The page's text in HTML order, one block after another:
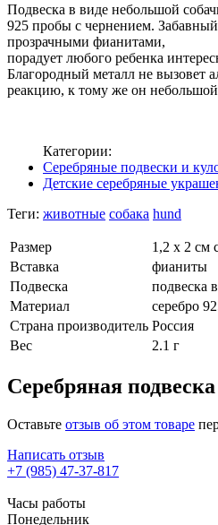
Подвеска в виде небольшой
925 пробы с чернением.
прозрачными фианитами,
порадует любого ребенка
Благородный металл не вызовет
реакцию, к тому же он небольшой
Категории:
Серебряные подвески и
Детские серебряные
Теги: животные собака hund
Размер
1,2 х 2 см
Вставка
фианиты
Подвеска
подвеска
Материал
серебро
Страна производитель Россия
Вес
2.1 г
Серебряная
Оставьте отзыв об этом товаре
Написать отзыв
+7 (985) 47-37-817
Часы работы
Понедельник